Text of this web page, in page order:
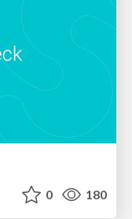
0 180